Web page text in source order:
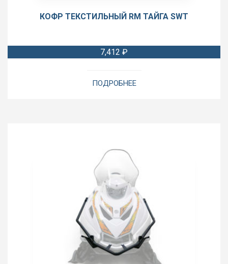
КОФР ТЕКСТИЛЬНЫЙ RM ТАЙГА SWT
7,412 ₽
ПОДРОБНЕЕ